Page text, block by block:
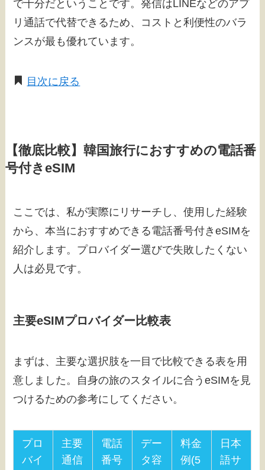
で十分だということです。発信はLINEなどのアプ
リ通話で代替できるため、コストと利便性のバラ
ンスが最も優れています。
目次に戻る
【徹底比較】韓国旅行におすすめの電話番
号付きeSIM
ここでは、私が実際にリサーチし、使用した経験
から、本当におすすめできる電話番号付きeSIMを
紹介します。プロバイダー選びで失敗したくない
人は必見です。
主要eSIMプロバイダー比較表
まずは、主要な選択肢を一目で比較できる表を用
意しました。自身の旅のスタイルに合うeSIMを見
つけるための参考にしてください。
プロ
バイ
主要
通信
電話
番号
デー
タ容
料金
例(5
日本
語サ